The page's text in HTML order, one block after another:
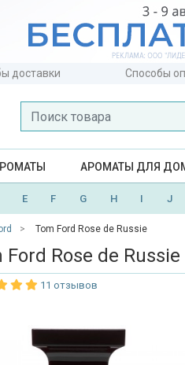
доставки Способы
АРОМАТЫ ДЛЯ
E F G H I J
Tom Ford Rose de Russie
Ford Rose de Russie
11 отзывов